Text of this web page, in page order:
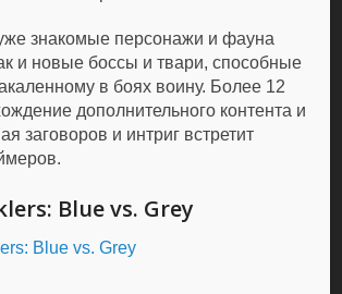
знакомые персонажи и фауна
и новые боссы и твари, способные
в боях воину. Более 12
дополнительного контента и
заговоров и интриг встретит
Blue vs. Grey